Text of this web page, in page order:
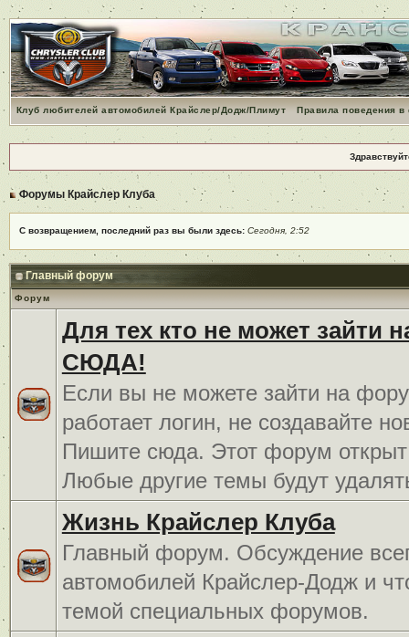
Клуб любителей автомобилей Крайслер/Додж/Плимут Правила поведения
Форумы Крайслер Клуба
С возвращением, последний раз вы были здесь: Сегодня, 2:52
Главный форум
Форум
Для тех кто не может зайти
СЮДА!
Если вы не можете зайти на
работает логин, не создавайте
Пишите сюда. Этот форум открыт
Любые другие темы будут
Жизнь Крайслер Клуба
Главный форум. Обсуждение
автомобилей Крайслер-Додж и
темой специальных форумов.